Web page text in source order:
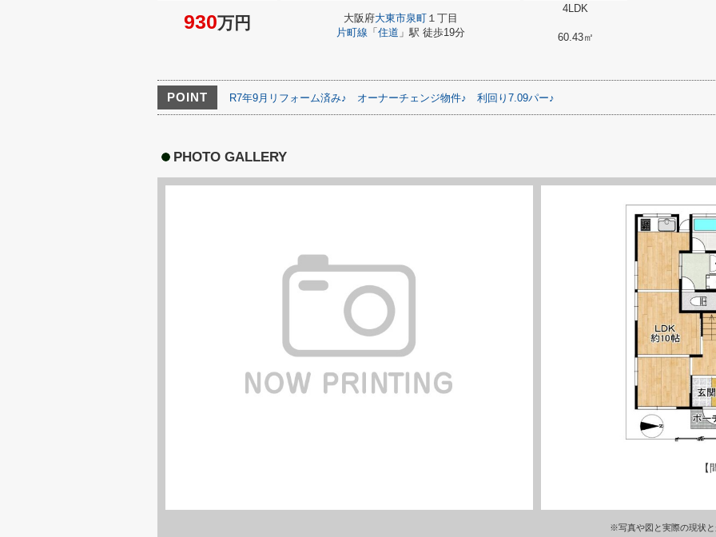
930万円 大阪府大東市泉町１丁目
片町線 「 住道 」駅 徒歩19分
4LDK
60.43㎡
POINT R7年9月リフォーム済み♪ オーナーチェンジ物件♪ 利回り7.09パー♪
PHOTO GALLERY
【
※写真や図と実際の現状